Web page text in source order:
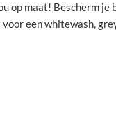
op maat! Bescherm je
voor een whitewash,